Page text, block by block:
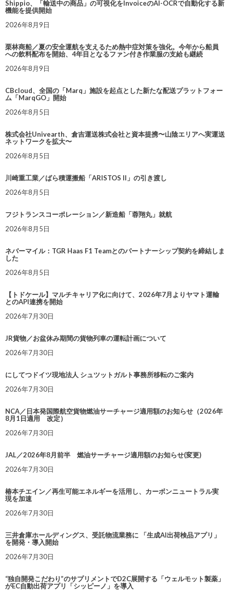
Shippio、「輸送中の商品」の可視化をInvoiceのAI-OCRで自動化する新
機能を提供開始
2026年8月9日
栗林商船／夏の安全運航を支えるため熱中症対策を強化。今年から船員
への飲料配布を開始、4年目となるファン付き作業服の支給も継続
2026年8月9日
CBcloud、全国の「Marq」施設を起点とした新たな配送プラットフォー
ム「MarqGO」開始
2026年8月5日
株式会社Univearth、倉吉運送株式会社と資本提携〜山陰エリアへ実運送
ネットワークを拡大〜
2026年8月5日
川崎重工業／ばら積運搬船「ARISTOS II」の引き渡し
2026年8月5日
フジトランスコーポレーション／新造船「蓉翔丸」就航
2026年8月5日
ネバーマイル：TGR Haas F1 Teamとのパートナーシップ契約を締結しま
した
2026年8月5日
【トドケール】マルチキャリア化に向けて、2026年7月よりヤマト運輸
とのAPI連携を開始
2026年7月30日
JR貨物／お盆休み期間の貨物列車の運転計画について
2026年7月30日
にしてつドイツ現地法人 シュツットガルト事務所移転のご案内
2026年7月30日
NCA／日本発国際航空貨物燃油サーチャージ適用額のお知らせ（2026年
8月1日適用 改定）
2026年7月30日
JAL／2026年8月前半 燃油サーチャージ適用額のお知らせ(変更)
2026年7月30日
椿本チエイン／再生可能エネルギーを活用し、カーボンニュートラル実
現を加速
2026年7月30日
三井倉庫ホールディングス、受託物流業務に 「生成AI出荷検品アプリ」
を開発・導入開始
2026年7月30日
“独自開発こだわり”のサプリメントでD2C展開する「ウェルモット製薬」
がEC自動出荷アプリ「シッピーノ」を導入